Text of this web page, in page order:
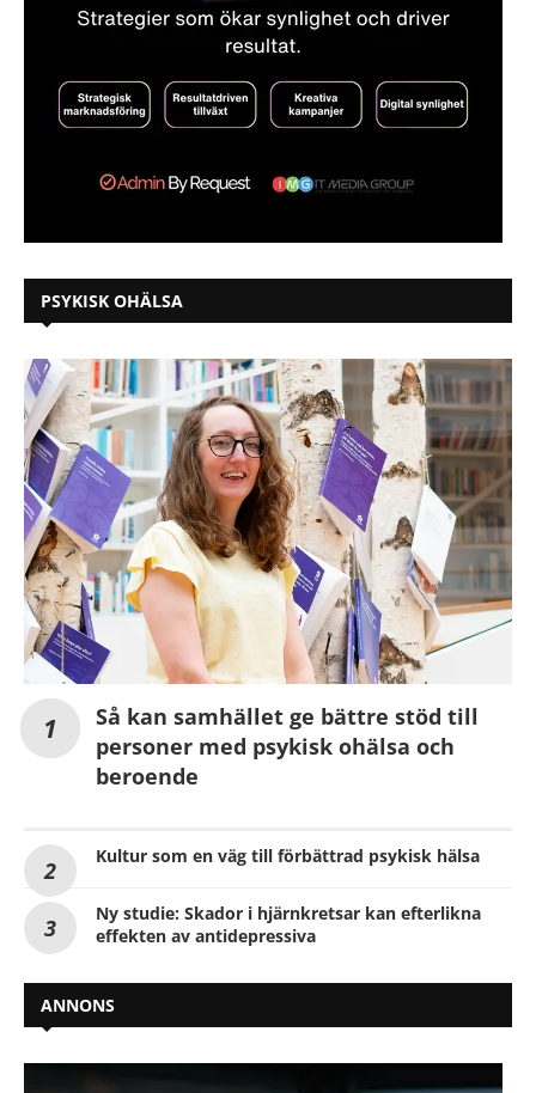
PSYKISK OHÄLSA
Så kan samhället ge bättre stöd till
personer med psykisk ohälsa och
beroende
Kultur som en väg till förbättrad psykisk hälsa
Ny studie: Skador i hjärnkretsar kan efterlikna
effekten av antidepressiva
ANNONS